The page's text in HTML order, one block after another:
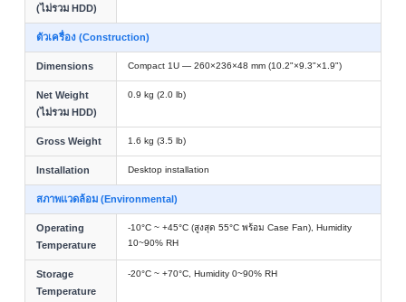
(ไม่รวม HDD)
ตัวเครื่อง (Construction)
Dimensions Compact 1U — 260×236×48 mm (10.2"×9.3"×1.9")
Net Weight
(ไม่รวม HDD)
0.9 kg (2.0 lb)
Gross Weight 1.6 kg (3.5 lb)
Installation Desktop installation
สภาพแวดล้อม (Environmental)
Operating
Temperature
-10°C ~ +45°C (สูงสุด 55°C พร้อม Case Fan), Humidity
10~90% RH
Storage
Temperature
-20°C ~ +70°C, Humidity 0~90% RH